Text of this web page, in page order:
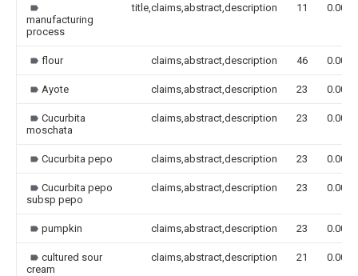
manufacturing
process
title,claims,abstract,description 11 0.000
flour claims,abstract,description 46 0.000
Ayote claims,abstract,description 23 0.000
Cucurbita
moschata
claims,abstract,description 23 0.000
Cucurbita pepo claims,abstract,description 23 0.000
Cucurbita pepo
subsp pepo
claims,abstract,description 23 0.000
pumpkin claims,abstract,description 23 0.000
cultured sour
cream
claims,abstract,description 21 0.000